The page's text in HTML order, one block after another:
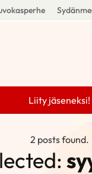
Liity jäseneksi!
2 posts found.